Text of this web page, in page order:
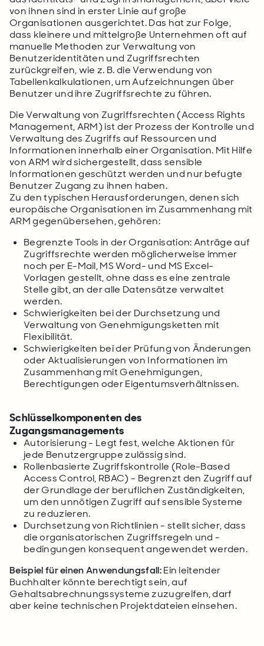
von ihnen sind in erster Linie auf große
Organisationen ausgerichtet. Das hat zur Folge,
dass kleinere und mittelgroße Unternehmen oft auf
manuelle Methoden zur Verwaltung von
Benutzeridentitäten und Zugriffsrechten
zurückgreifen, wie z. B. die Verwendung von
Tabellenkalkulationen, um Aufzeichnungen über
Benutzer und ihre Zugriffsrechte zu führen.
Die Verwaltung von Zugriffsrechten (Access Rights
Management, ARM) ist der Prozess der Kontrolle und
Verwaltung des Zugriffs auf Ressourcen und
Informationen innerhalb einer Organisation. Mit Hilfe
von ARM wird sichergestellt, dass sensible
Informationen geschützt werden und nur befugte
Benutzer Zugang zu ihnen haben.
Zu den typischen Herausforderungen, denen sich
europäische Organisationen im Zusammenhang mit
ARM gegenübersehen, gehören:
Begrenzte Tools in der Organisation: Anträge auf
Zugriffsrechte werden möglicherweise immer
noch per E-Mail, MS Word- und MS Excel-
Vorlagen gestellt, ohne dass es eine zentrale
Stelle gibt, an der alle Datensätze verwaltet
werden.
Schwierigkeiten bei der Durchsetzung und
Verwaltung von Genehmigungsketten mit
Flexibilität.
Schwierigkeiten bei der Prüfung von Änderungen
oder Aktualisierungen von Informationen im
Zusammenhang mit Genehmigungen,
Berechtigungen oder Eigentumsverhältnissen.
Schlüsselkomponenten des
Zugangsmanagements
Autorisierung - Legt fest, welche Aktionen für
jede Benutzergruppe zulässig sind.
Rollenbasierte Zugriffskontrolle (Role-Based
Access Control, RBAC) - Begrenzt den Zugriff auf
der Grundlage der beruflichen Zuständigkeiten,
um den unnötigen Zugriff auf sensible Systeme
zu reduzieren.
Durchsetzung von Richtlinien - stellt sicher, dass
die organisatorischen Zugriffsregeln und -
bedingungen konsequent angewendet werden.
Beispiel für einen Anwendungsfall:Ein leitender
Buchhalter könnte berechtigt sein, auf
Gehaltsabrechnungssysteme zuzugreifen, darf
aber keine technischen Projektdateien einsehen.